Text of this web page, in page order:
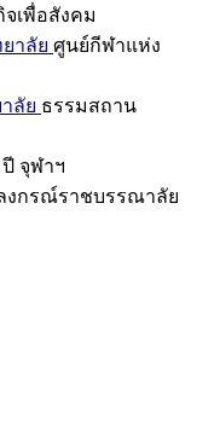
เพื่อสังคม
าลัย ศูนย์กีฬาแห่ง
ลัย ธรรมสถาน
จุฬาฯ
งกรณ์ราชบรรณาลัย